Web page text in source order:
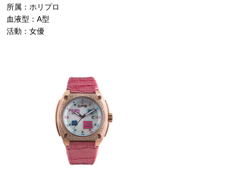
所属：ホリプロ
血液型：A型
活動：女優